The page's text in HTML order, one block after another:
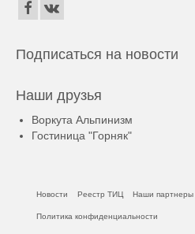
Подписаться на новости
Наши друзья
Воркута Альпинизм
Гостиница "Горняк"
Новости Реестр ТИЦ Наши партнеры
Политика конфиденциальности